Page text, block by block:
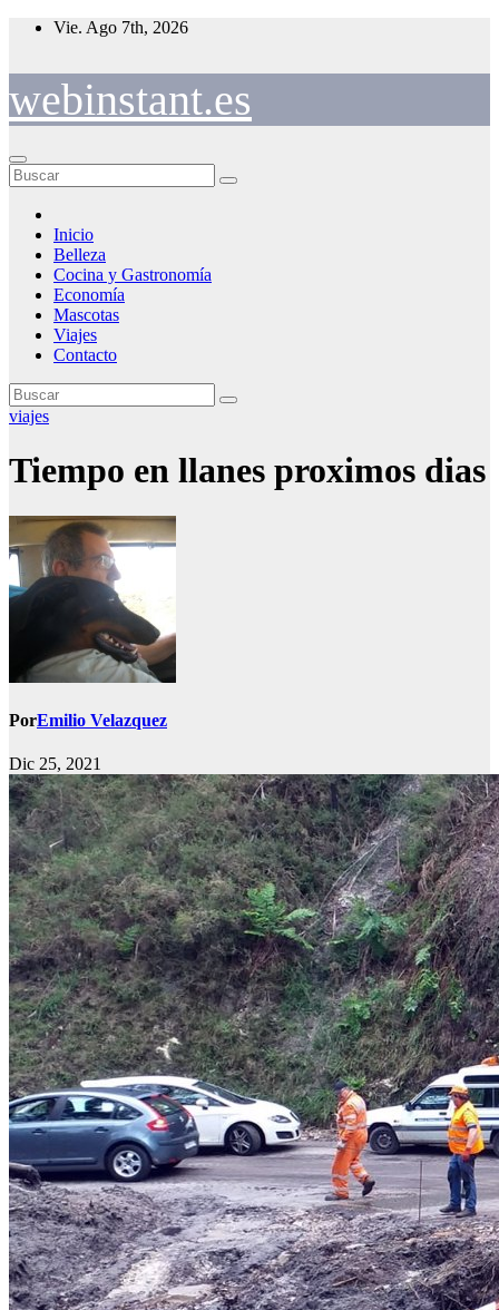
Saltar
Vie. Ago 7th, 2026
webinstant.es
Inicio
Belleza
Cocina y Gastronomía
Economía
Mascotas
Viajes
Contacto
viajes
Tiempo en llanes proximos dias
PorEmilio Velazquez
Dic 25, 2021